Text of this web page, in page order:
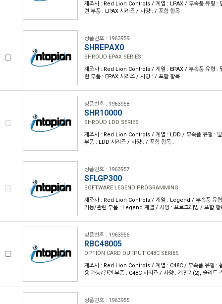
제조사 : Red Lion Controls / 계열 : LPAX / 부속품 유형 :
련 부품 : LPAX 시리즈 / 사양 : / 포함 항목 :
상품번호 : 1963959
SHREPAX0
SHROUD EPAX SERIES
제조사 : Red Lion Controls / 계열 : EPAX / 부속품 유형 :
련 부품 : EPAX 시리즈 / 사양 : / 포함 항목 :
상품번호 : 1963958
SHR10000
SHROUD LDD SERIES
제조사 : Red Lion Controls / 계열 : LDD / 부속품 유형 :
부품 : LDD 시리즈 / 사양 : / 포함 항목 :
상품번호 : 1963957
SFLGP300
SOFTWARE LEGEND PROGRAMMING
제조사 : Red Lion Controls / 계열 : Legend / 부속품 유형
가능/관련 부품 : Legend 계열 / 사양 : 프로그래밍 / 포함 항
상품번호 : 1963956
RBC48005
OPTION CARD OUTPUT C48C SERIES
제조사 : Red Lion Controls / 계열 : C48C / 부속품 유형 :
용 가능/관련 부품 : C48C 시리즈 / 사양 : 계전기(2), 솔리드
상품번호 : 1963955